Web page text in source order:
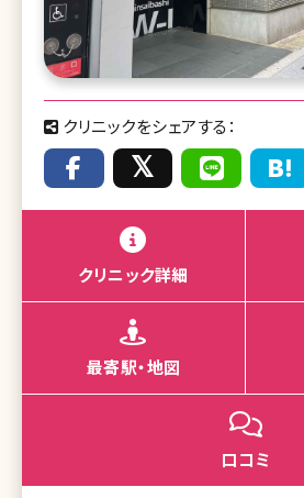
クリニックをシェアする：
クリニック詳細
最寄駅・地図
口コミ